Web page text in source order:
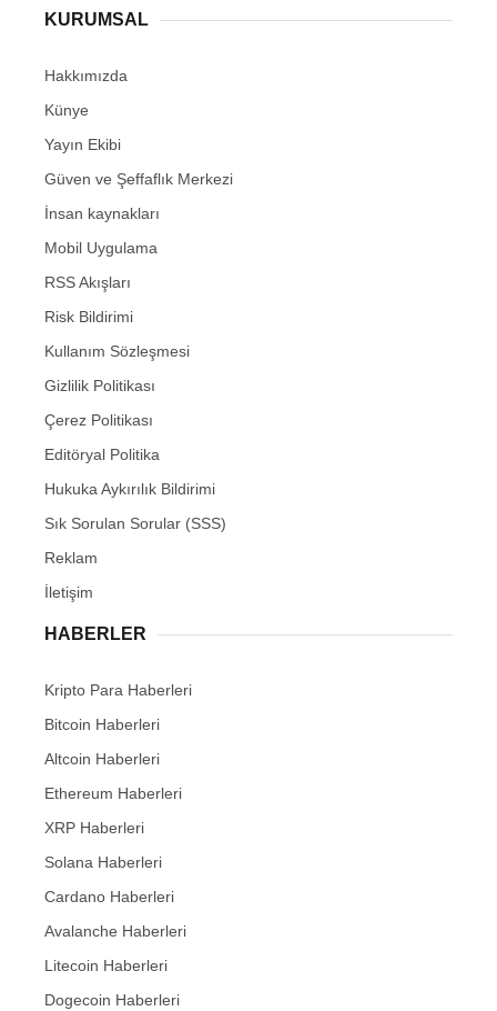
KURUMSAL
Hakkımızda
Künye
Yayın Ekibi
Güven ve Şeffaflık Merkezi
İnsan kaynakları
Mobil Uygulama
RSS Akışları
Risk Bildirimi
Kullanım Sözleşmesi
Gizlilik Politikası
Çerez Politikası
Editöryal Politika
Hukuka Aykırılık Bildirimi
Sık Sorulan Sorular (SSS)
Reklam
İletişim
HABERLER
Kripto Para Haberleri
Bitcoin Haberleri
Altcoin Haberleri
Ethereum Haberleri
XRP Haberleri
Solana Haberleri
Cardano Haberleri
Avalanche Haberleri
Litecoin Haberleri
Dogecoin Haberleri